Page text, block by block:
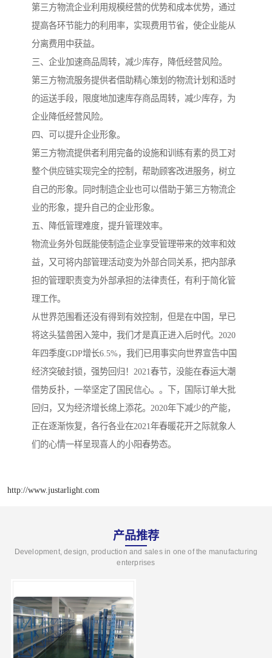
第三方物流企业利用规模经营的优势和成本优势，通过
提高各环节能力的利用率，实现费用节省，使企业能从
分离费用中获益。
三、企业加速商品周转，减少库存，降低经营风险。
第三方物流服务提供者借助精心策划的物流计划和适时
的运送手段，限度地加速库存商品周转，减少库存，为
企业降低经营风险。
四、可以提升企业形象。
第三方物流提供者利用完备的设施和训练有素的员工对
整个供应链实现完全的控制，帮助顾客改进服务，树立
自己的形象。同时制造企业也可以借助于第三方物流企
业的形象，提升自己的企业形象。
五、降低管理难度，提升管理效率。
物流业务外包既能使制造企业享受管理带来的效率和效
益，又可将内部管理活动变为外部合同关系，把内部承
担的管理职责变为外部承担的法律责任，有利于简化管
理工作。
从世界范围看还没有得到有效控制，但是在中国，早已
将这头猛兽困入笼中，我们才是真正进入后时代。2020
年四季度GDP增长6.5%，我们已用事实向世界宣告中国
经济突破封锁，强势回归！2021春节，没能在春运大潮
借势反扑，一举坚定了国民信心。。下，国际订单大批
回归，又为经济增长绵上添花。2020年下减少的产能，
正在逐渐恢复，各行各业在2021年春暖花开之际就象人
们的心情一样呈现喜人的小阳春势态。
http://www.justarlight.com
产品推荐
Development, design, production and sales in one of the manufacturing
enterprises